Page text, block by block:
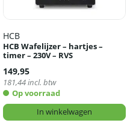
HCB
HCB Wafelijzer – hartjes –
timer – 230V – RVS
149,95
181,44incl. btw
Op voorraad
In winkelwagen